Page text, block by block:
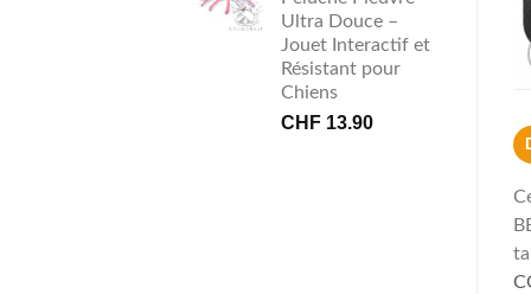
Ultra Douce –
Jouet Interactif et
Résistant pour
Chiens
CHF 13.90